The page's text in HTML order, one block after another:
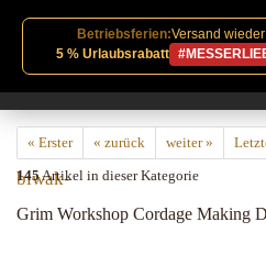
Betriebsferien:Versand
5 % Urlaubsrabatt
« Erster « zurück weiter »
145Artikel in dieser Kategorie
Grim Workshop Cordage Making